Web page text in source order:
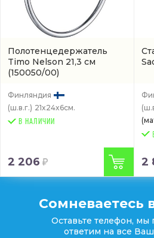
Полотенцедержатель
Timo Nelson 21,3 см
(150050/00)
Финляндия
(ш.в.г.) 21x24x6см.
В НАЛИЧИИ
2 206 2
Сомневаетесь
Оставьте телефон,
ответим на все